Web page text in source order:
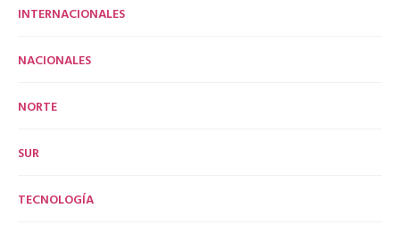
INTERNACIONALES
NACIONALES
NORTE
SUR
TECNOLOGÍA